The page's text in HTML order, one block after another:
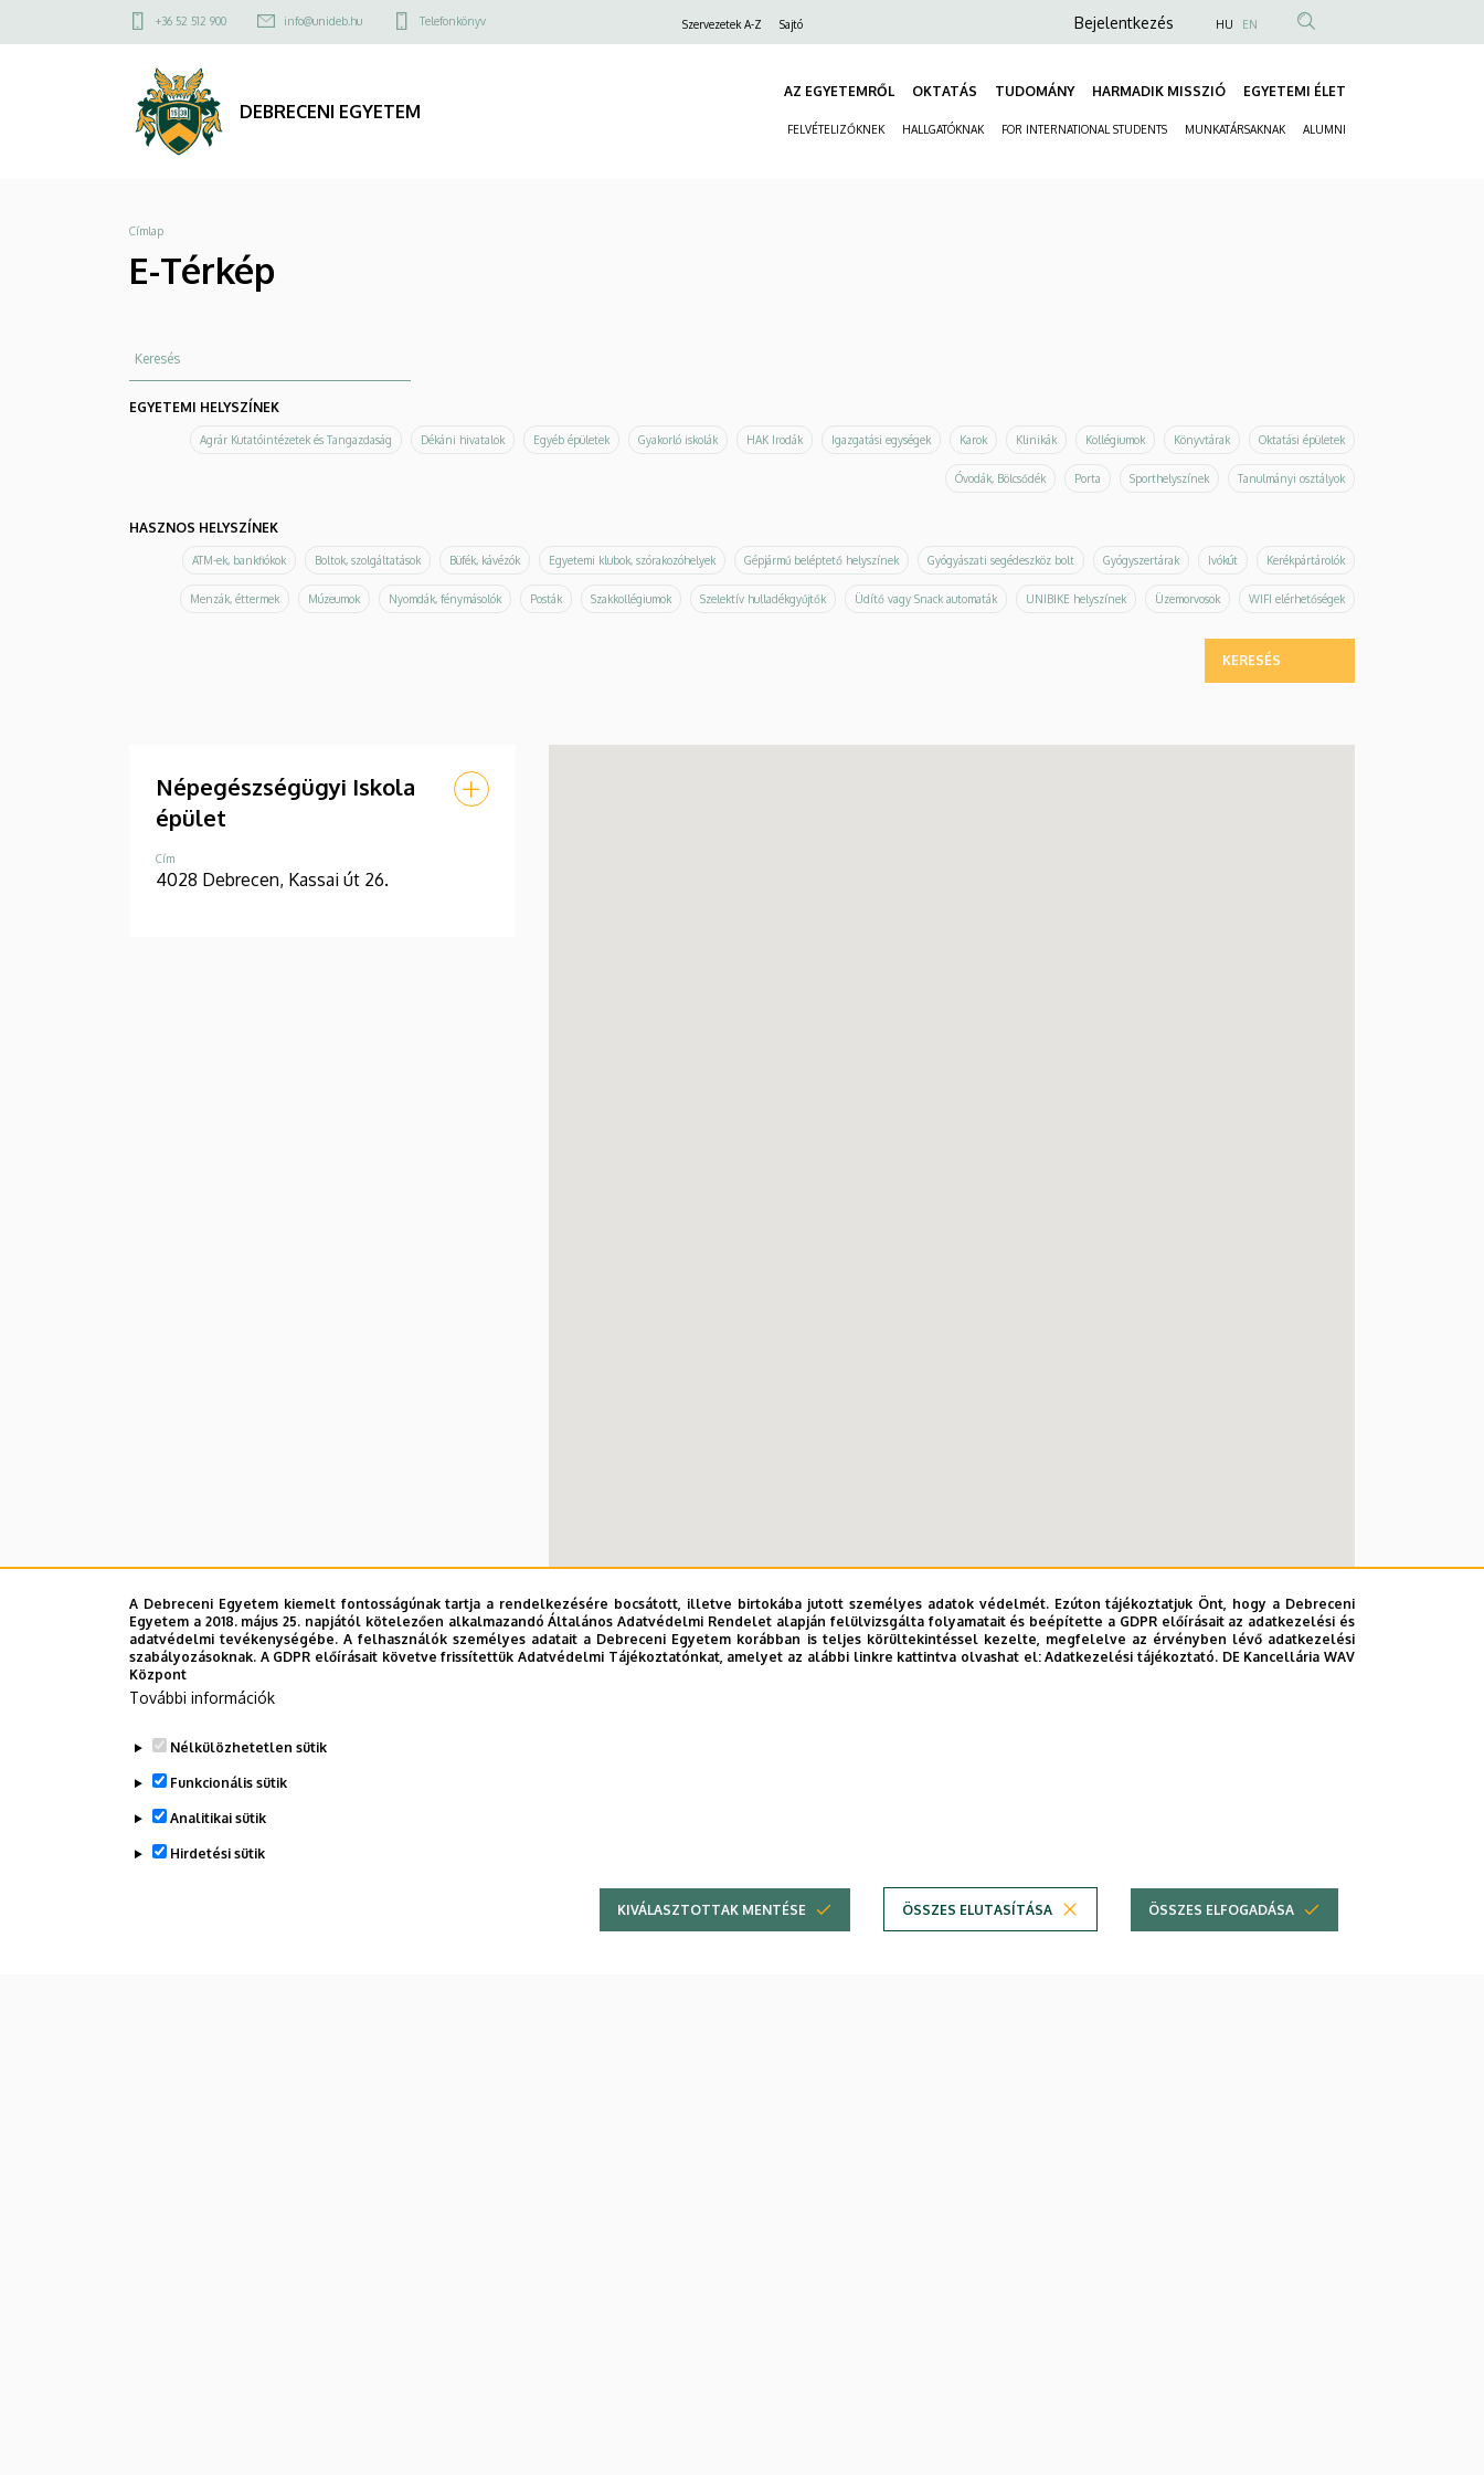
DEBRECENI
a
Felső
menü
+36 52 512 900 info@unideb.hu Telefonkönyv Szervezetek A-Z Sajtó
Anonim
fiók
Bejelentkezés HU EN
DEBRECENI EGYETEM
AZ EGYETEMRŐL OKTATÁS TUDOMÁNY HARMADIK MISSZIÓ EGYETEMI ÉLET
FELVÉTELIZŐKNEK HALLGATÓKNAK FOR INTERNATIONAL STUDENTS MUNKATÁRSAKNAK ALUMNI
Morzsa
Címlap
E-Térkép
Keresés
EGYETEMI HELYSZÍNEK
Agrár Kutatóintézetek és Tangazdaság Dékáni hivatalok Egyéb épületek Gyakorló iskolák HAK Irodák Igazgatási egységek Karok Klinikák Kollégiumok Könyvtárak Oktatási épületek
Óvodák, Bölcsődék Porta Sporthelyszínek Tanulmányi osztályok
HASZNOS HELYSZÍNEK
ATM-ek, bankfiókok Boltok, szolgáltatások Büfék, kávézók Egyetemi klubok, szórakozóhelyek Gépjármű beléptető helyszínek Gyógyászati segédeszköz bolt Gyógyszertárak Ivókút Kerékpártárolók
Menzák, éttermek Múzeumok Nyomdák, fénymásolók Posták Szakkollégiumok Szelektív hulladékgyűjtők Üdítő vagy Snack automaták UNIBIKE helyszínek Üzemorvosok WIFI elérhetőségek
Népegészségügyi Iskola
épület
Cím
4028 Debrecen, Kassai út 26.
A Debreceni Egyetem kiemelt fontosságúnak tartja a rendelkezésére bocsátott, illetve birtokába jutott személyes adatok védelmét. Ezúton tájékoztatjuk Önt, hogy a Debreceni
Egyetem a 2018. május 25. napjától kötelezően alkalmazandó Általános Adatvédelmi Rendelet alapján felülvizsgálta folyamatait és beépítette a GDPR előírásait az adatkezelési és
adatvédelmi tevékenységébe. A felhasználók személyes adatait a Debreceni Egyetem korábban is teljes körültekintéssel kezelte, megfelelve az érvényben lévő adatkezelési
szabályozásoknak. A GDPR előírásait követve frissítettük Adatvédelmi Tájékoztatónkat, amelyet az alábbi linkre kattintva olvashat el:Adatkezelési tájékoztató. DE Kancellária WAV
Központ
További információk
Nélkülözhetetlen sütik
Funkcionális sütik
Analitikai sütik
Hirdetési sütik
KIVÁLASZTOTTAK MENTÉSE ÖSSZES ELUTASÍTÁSA ÖSSZES ELFOGADÁSA